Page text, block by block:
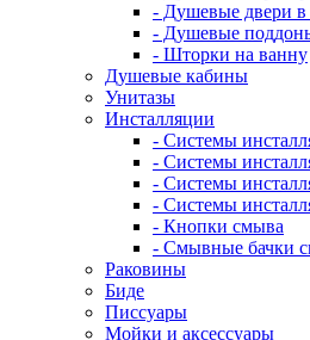
- Душевые двери
- Душевые
- Шторки на ванну
Душевые кабины
Унитазы
Инсталляции
- Системы
- Системы
- Системы
- Системы
- Кнопки смыва
- Смывные бачки
Раковины
Биде
Писсуары
Мойки и аксессуары